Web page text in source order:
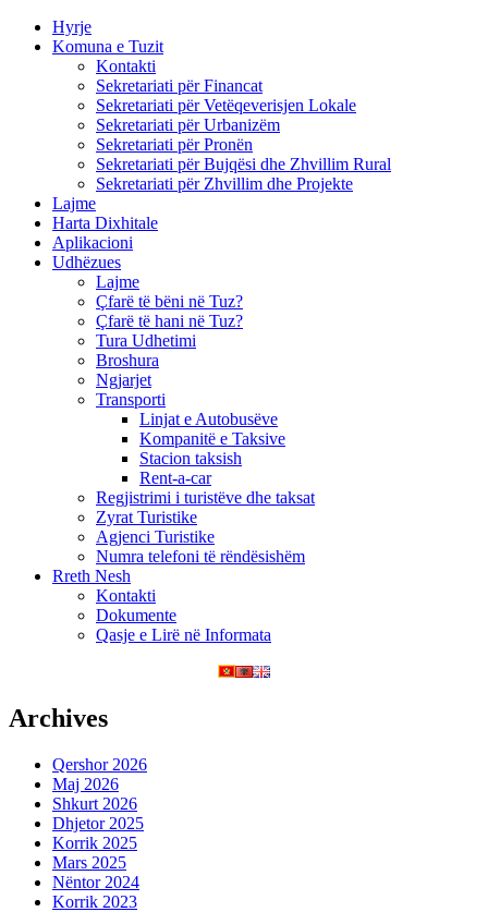
Hyrje
Komuna e Tuzit
Kontakti
Sekretariati për Financat
Sekretariati për Vetëqeverisjen Lokale
Sekretariati për Urbanizëm
Sekretariati për Pronën
Sekretariati për Bujqësi dhe Zhvillim Rural
Sekretariati për Zhvillim dhe Projekte
Lajme
Harta Dixhitale
Aplikacioni
Udhëzues
Lajme
Çfarë të bëni në Tuz?
Çfarë të hani në Tuz?
Tura Udhetimi
Broshura
Ngjarjet
Transporti
Linjat e Autobusëve
Kompanitë e Taksive
Stacion taksish
Rent-a-car
Regjistrimi i turistëve dhe taksat
Zyrat Turistike
Agjenci Turistike
Numra telefoni të rëndësishëm
Rreth Nesh
Kontakti
Dokumente
Qasje e Lirë në Informata
Archives
Qershor 2026
Maj 2026
Shkurt 2026
Dhjetor 2025
Korrik 2025
Mars 2025
Nëntor 2024
Korrik 2023